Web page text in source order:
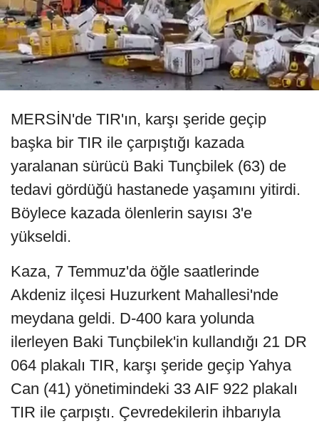
MERSİN'de TIR'ın, karşı şeride geçip
başka bir TIR ile çarpıştığı kazada
yaralanan sürücü Baki Tunçbilek (63) de
tedavi gördüğü hastanede yaşamını yitirdi.
Böylece kazada ölenlerin sayısı 3'e
yükseldi.
Kaza, 7 Temmuz'da öğle saatlerinde
Akdeniz ilçesi Huzurkent Mahallesi'nde
meydana geldi. D-400 kara yolunda
ilerleyen Baki Tunçbilek'in kullandığı 21 DR
064 plakalı TIR, karşı şeride geçip Yahya
Can (41) yönetimindeki 33 AIF 922 plakalı
TIR ile çarpıştı. Çevredekilerin ihbarıyla